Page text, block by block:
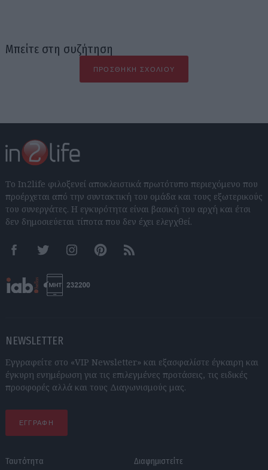
Μπείτε στη συζήτηση
ΠΡΟΣΘΉΚΗ ΣΧΟΛΊΟΥ
Το In2life φιλοξενεί αποκλειστικά πρωτότυπο περιεχόμενο που
προέρχεται από την συντακτική του ομάδα και τους εξωτερικούς
του συνεργάτες. Η εγκυρότητα είναι βασική του αρχή και έτσι
δεν δημοσιεύεται τίποτα που δεν έχει ελεγχθεί.
FacebookTwitter InstagramPinterestRSS feeds
NEWSLETTER
Εγγραφείτε στο «VIP Newsletter» και εξασφαλίστε έγκαιρη και
έγκυρη ενημέρωση για τις επιλεγμένες προτάσεις, τις ειδικές
προσφορές αλλά και τους Διαγωνισμούς μας.
ΕΓΓΡΑΦΗ
Ταυτότητα Διαφημιστείτε